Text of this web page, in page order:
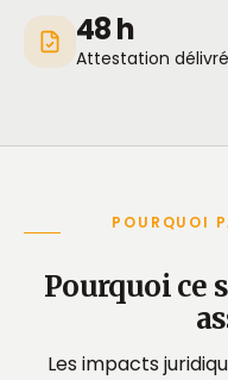
48 h
Attestation
POURQUOI
Pourquoi ce
Les impacts